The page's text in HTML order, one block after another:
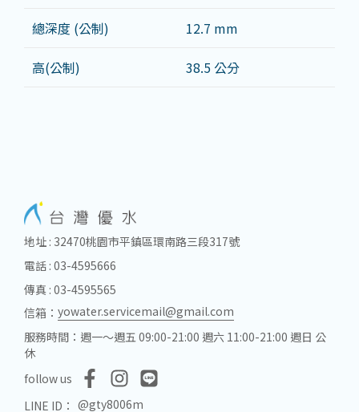
總深度 (公制) 12.7 mm
高(公制) 38.5 公分
地址 : 32470桃園市平鎮區環南路三段317號
電話 : 03-4595666
傳真 : 03-4595565
信箱： yowater.servicemail@gmail.com
服務時間：週一～週五 09:00-21:00 週六 11:00-21:00 週日 公
休
follow us
LINE ID： @gty8006m